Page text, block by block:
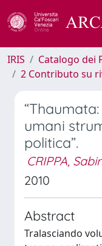
IRIS
Catalogo dei
2 Contributo su
umani
politica”.
CRIPPA,
2010
Abstract
Tralasciando